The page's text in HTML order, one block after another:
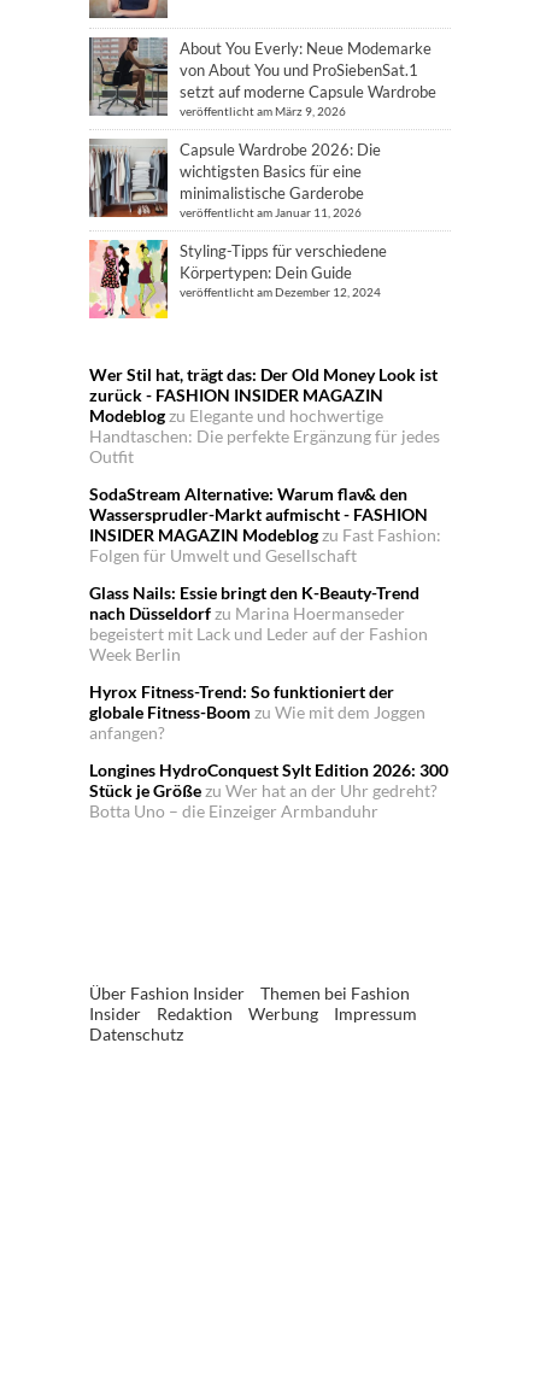
About You Everly: Neue Modemarke
von About You und ProSiebenSat.1
setzt auf moderne Capsule Wardrobe
veröffentlicht am März 9, 2026
Capsule Wardrobe 2026: Die
wichtigsten Basics für eine
minimalistische Garderobe
veröffentlicht am Januar 11, 2026
Styling-Tipps für verschiedene
Körpertypen: Dein Guide
veröffentlicht am Dezember 12, 2024
Wer Stil hat, trägt das: Der Old Money Look ist
zurück - FASHION INSIDER MAGAZIN
Modeblogzu Elegante und hochwertige
Handtaschen: Die perfekte Ergänzung für jedes
Outfit
SodaStream Alternative: Warum flav& den
Wassersprudler-Markt aufmischt - FASHION
INSIDER MAGAZIN Modeblogzu Fast Fashion:
Folgen für Umwelt und Gesellschaft
Glass Nails: Essie bringt den K-Beauty-Trend
nach Düsseldorfzu Marina Hoermanseder
begeistert mit Lack und Leder auf der Fashion
Week Berlin
Hyrox Fitness-Trend: So funktioniert der
globale Fitness-Boom zu Wie mit dem Joggen
anfangen?
Longines HydroConquest Sylt Edition 2026: 300
Stück je Größezu Wer hat an der Uhr gedreht?
Botta Uno – die Einzeiger Armbanduhr
Über Fashion Insider
Themen bei Fashion
Insider
Redaktion Werbung
Impressum
Datenschutz